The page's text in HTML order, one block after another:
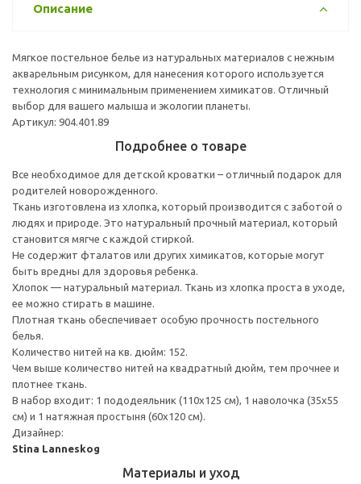
Описание
Мягкое постельное белье из натуральных материалов с нежным
акварельным рисунком, для нанесения которого используется
технология с минимальным применением химикатов. Отличный
выбор для вашего малыша и экологии планеты.
Артикул: 904.401.89
Подробнее о товаре
Все необходимое для детской кроватки – отличный подарок для
родителей новорожденного.
Ткань изготовлена из хлопка, который производится с заботой о
людях и природе. Это натуральный прочный материал, который
становится мягче с каждой стиркой.
Не содержит фталатов или других химикатов, которые могут
быть вредны для здоровья ребенка.
Хлопок — натуральный материал. Ткань из хлопка проста в уходе,
ее можно стирать в машине.
Плотная ткань обеспечивает особую прочность постельного
белья.
Количество нитей на кв. дюйм: 152.
Чем выше количество нитей на квадратный дюйм, тем прочнее и
плотнее ткань.
В набор входит: 1 пододеяльник (110x125 см), 1 наволочка (35x55
см) и 1 натяжная простыня (60x120 см).
Дизайнер:
Stina Lanneskog
Материалы и уход